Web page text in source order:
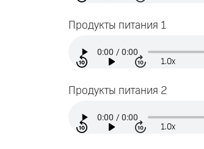
Продукты питания 1
1.0x
Продукты питания 2
1.0x